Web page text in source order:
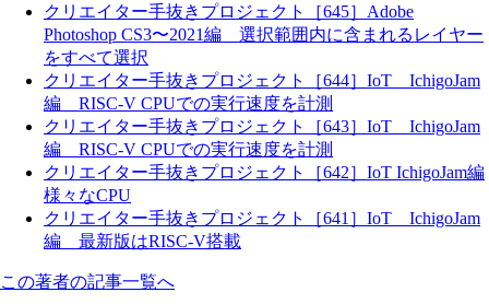
クリエイター手抜きプロジェクト［645］Adobe
Photoshop CS3〜2021編 選択範囲内に含まれるレイヤー
をすべて選択
クリエイター手抜きプロジェクト［644］IoT IchigoJam
編 RISC-V CPUでの実行速度を計測
クリエイター手抜きプロジェクト［643］IoT IchigoJam
編 RISC-V CPUでの実行速度を計測
クリエイター手抜きプロジェクト［642］IoT IchigoJam編
様々なCPU
クリエイター手抜きプロジェクト［641］IoT IchigoJam
編 最新版はRISC-V搭載
この著者の記事一覧へ